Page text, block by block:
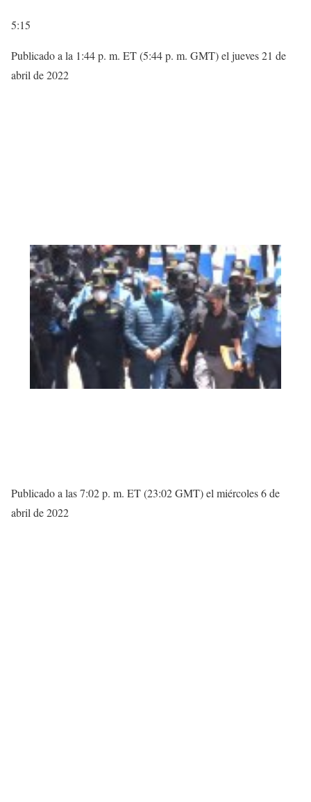
5:15
Publicado a la 1:44 p. m. ET (5:44 p. m. GMT) el jueves 21 de
abril de 2022
Publicado a las 7:02 p. m. ET (23:02 GMT) el miércoles 6 de
abril de 2022